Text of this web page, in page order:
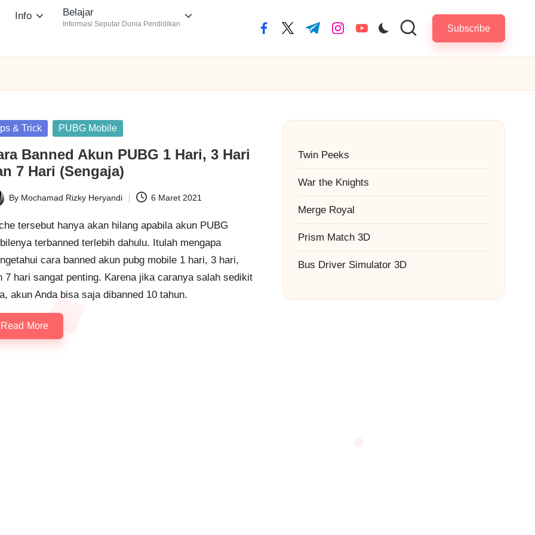
Info Belajar
Informasi Seputar Dunia Pendidikan
facebook.com
twitter.com
t.me instagram.com
youtube.com Subscribe
& Trick PUBG Mobile
Banned Akun PUBG 1 Hari, 3 Hari
7 Hari (Sengaja)
By Mochamad Rizky Heryandi 6 Maret 2021
tersebut hanya akan hilang apabila akun PUBG
terbanned terlebih dahulu. Itulah mengapa
cara banned akun pubg mobile 1 hari, 3 hari,
7 hari sangat penting. Karena jika caranya salah sedikit
akun Anda bisa saja dibanned 10 tahun.
Read More
Twin Peeks
War the Knights
Merge Royal
Prism Match 3D
Bus Driver Simulator 3D